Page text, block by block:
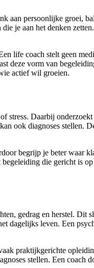
persoonlijke groei,
je aan het denken
life coach stelt geen
deze vorm van
actief wil groeien.
Daarbij
ook diagnoses stellen.
begrijp je beter waar
die gericht is
gedrag en herstel. Dit
dagelijks leven. Een
praktijkgerichte
stellen. Een